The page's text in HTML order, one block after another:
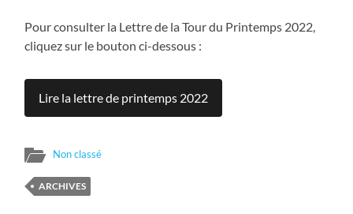
Pour consulter la Lettre de la Tour du Printemps 2022,
cliquez sur le bouton ci-dessous :
Lire la lettre de printemps 2022
Non classé
ARCHIVES